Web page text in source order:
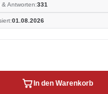
& Antworten:331
01.08.2026
In den Warenkorb